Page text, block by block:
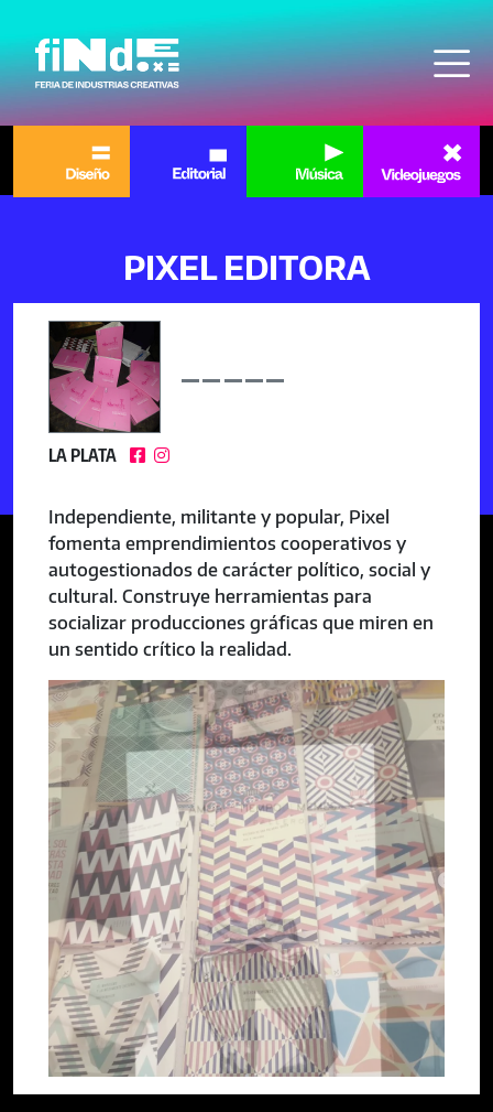
PIXEL EDITORA
LA PLATA  
Independiente, militante y popular, Pixel
fomenta emprendimientos cooperativos y
autogestionados de carácter político, social y
cultural. Construye herramientas para
socializar producciones gráficas que miren en
un sentido crítico la realidad.